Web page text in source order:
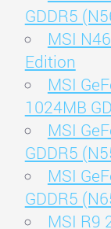
GDDR5
MSI
Edition
MSI
1024MB
MSI
GDDR5
MSI
GDDR5
MSI R9